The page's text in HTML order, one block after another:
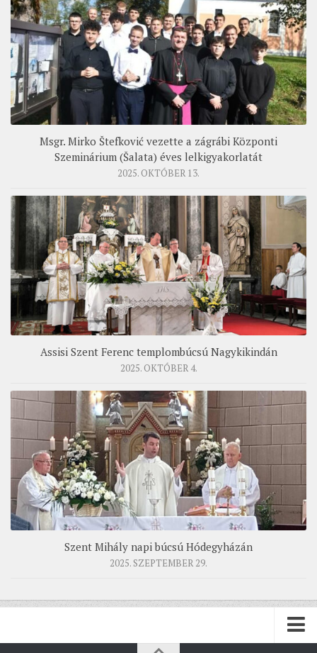
Msgr. Mirko Štefković vezette a zágrábi Központi
Szeminárium (Šalata) éves lelkigyakorlatát
2025. OKTÓBER 13.
Assisi Szent Ferenc templombúcsú Nagykikindán
2025. OKTÓBER 4.
Szent Mihály napi búcsú Hódegyházán
2025. SZEPTEMBER 29.